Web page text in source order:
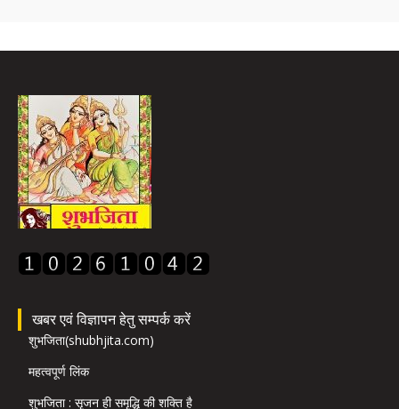
खबर एवं विज्ञापन हेतु सम्पर्क करें
शुभजिता(shubhjita.com)
महत्वपूर्ण लिंक
शुभजिता : सृजन ही समृद्धि की शक्ति है